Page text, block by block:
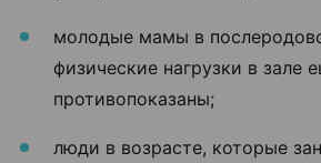
молодые мамы в
физические нагрузки в зале
противопоказаны;
люди в возрасте, которые